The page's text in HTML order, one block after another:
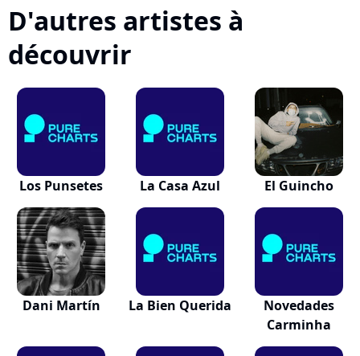
D'autres artistes à
découvrir
Los Punsetes La Casa Azul El Guincho
Dani Martín La Bien Querida
Novedades
Carminha